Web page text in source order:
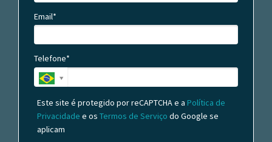
Email*
Telefone*
Este site é protegido por reCAPTCHA e a Política de
Privacidade e os Termos de Serviço do Google se
aplicam